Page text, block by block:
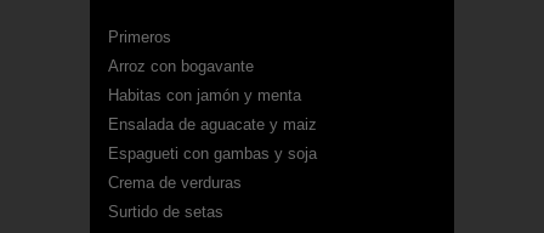
Primeros
Arroz con bogavante
Habitas con jamón y menta
Ensalada de aguacate y maiz
Espagueti con gambas y soja
Crema de verduras
Surtido de setas